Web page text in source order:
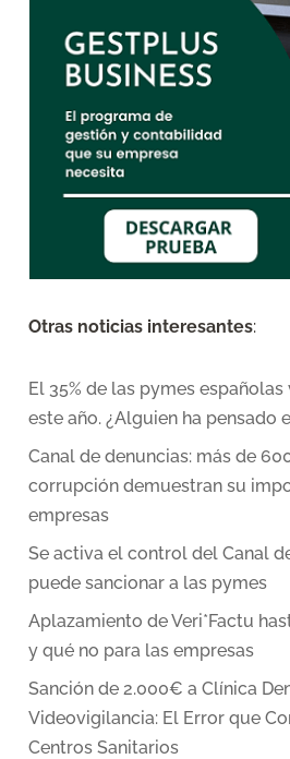
Otras noticias interesantes:
El 35% de las pymes
este año. ¿Alguien ha pensado
Canal de denuncias: más de
corrupción demuestran su
empresas
Se activa el control del Canal
puede sancionar a las pymes
Aplazamiento de Veri*Factu
y qué no para las empresas
Sanción de 2.000€ a Clínica
Videovigilancia: El Error que
Centros Sanitarios